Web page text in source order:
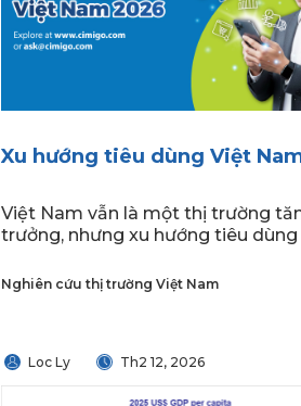
Xu hướng tiêu dùng Việt
Việt Nam vẫn là một thị trường
trưởng, nhưng xu hướng tiêu
Nghiên cứu thị trường Việt Nam
Loc Ly Th2 12, 2026